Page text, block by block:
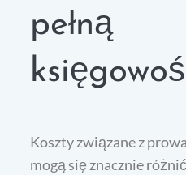
pełną
Koszty związane z
mogą się znacznie